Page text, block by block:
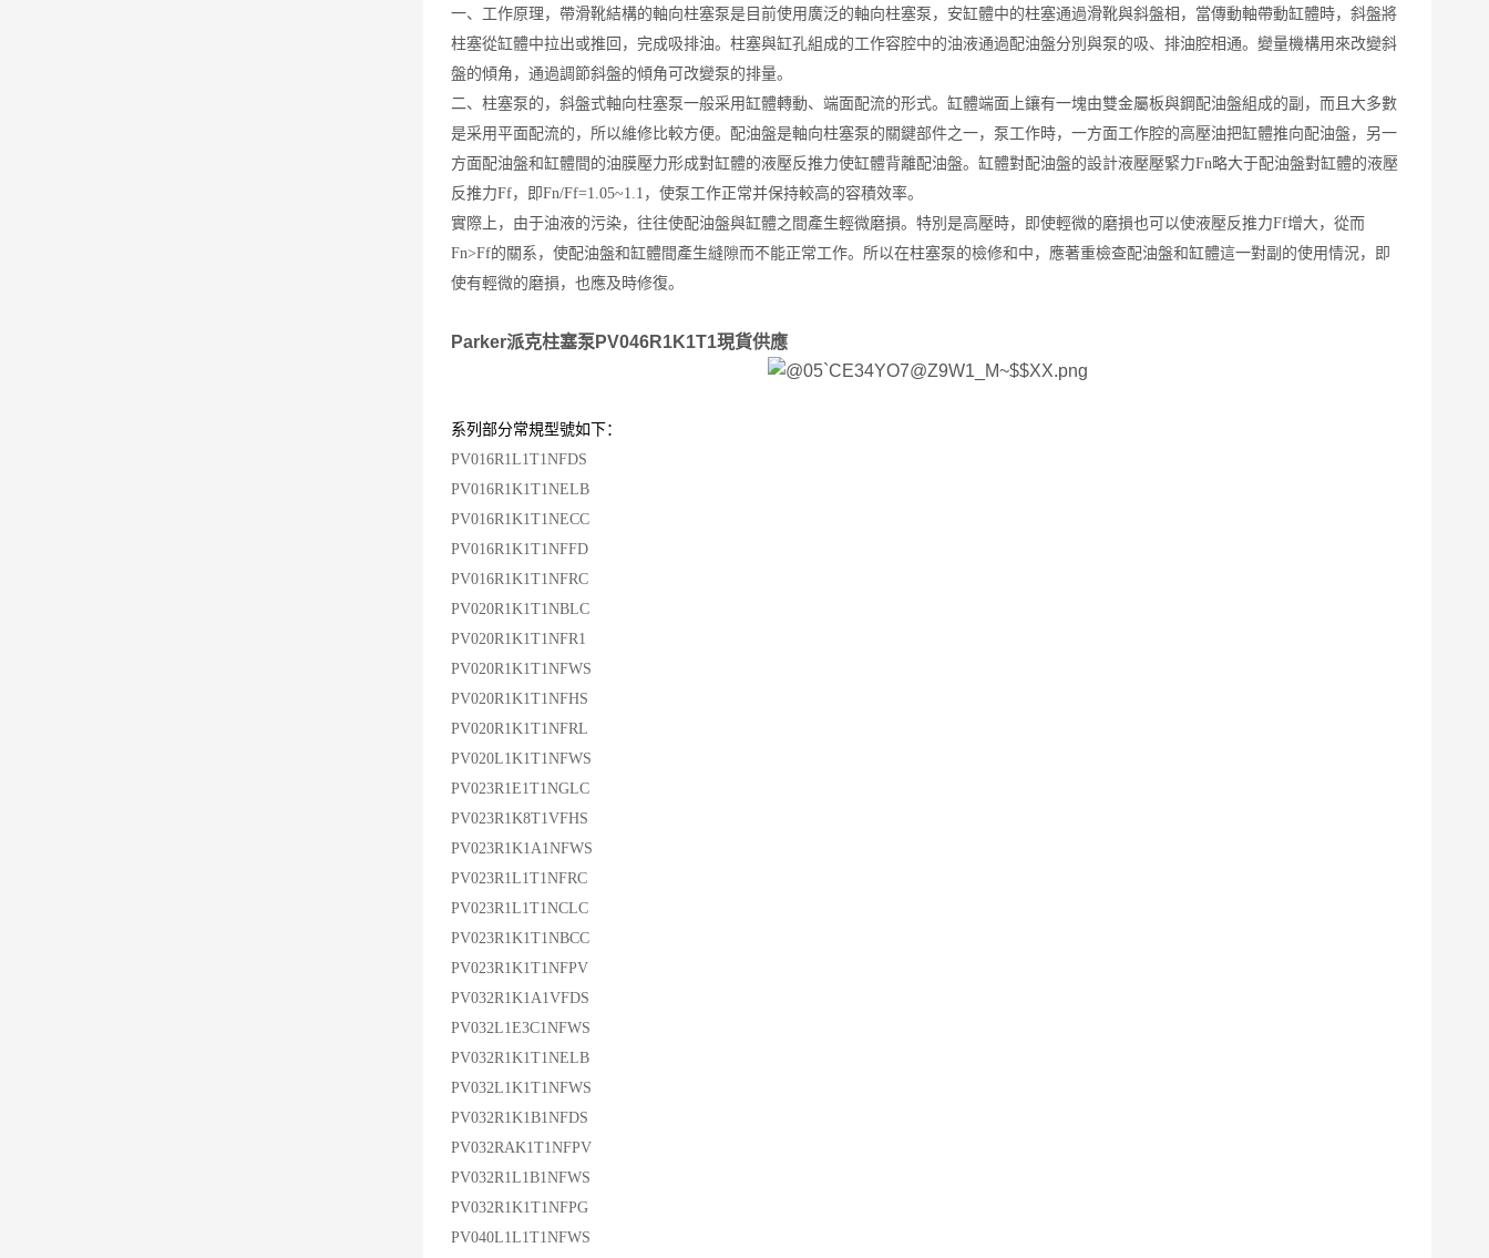
一、工作原理，帶滑靴結構的軸向柱塞泵是目前使用廣泛的軸向柱塞泵，安缸體中的柱塞通過滑靴與斜盤相，當傳動軸帶動缸體時，斜盤將
柱塞從缸體中拉出或推回，完成吸排油。柱塞與缸孔組成的工作容腔中的油液通過配油盤分別與泵的吸、排油腔相通。變量機構用來改變斜
盤的傾角，通過調節斜盤的傾角可改變泵的排量。
二、柱塞泵的，斜盤式軸向柱塞泵一般采用缸體轉動、端面配流的形式。缸體端面上鑲有一塊由雙金屬板與鋼配油盤組成的副，而且大多數
是采用平面配流的，所以維修比較方便。配油盤是軸向柱塞泵的關鍵部件之一，泵工作時，一方面工作腔的高壓油把缸體推向配油盤，另一
方面配油盤和缸體間的油膜壓力形成對缸體的液壓反推力使缸體背離配油盤。缸體對配油盤的設計液壓壓緊力Fn略大于配油盤對缸體的液壓
反推力Ff，即Fn/Ff=1.05~1.1，使泵工作正常并保持較高的容積效率。
實際上，由于油液的污染，往往使配油盤與缸體之間產生輕微磨損。特別是高壓時，即使輕微的磨損也可以使液壓反推力Ff增大，從而
Fn>Ff的關系，使配油盤和缸體間產生縫隙而不能正常工作。所以在柱塞泵的檢修和中，應著重檢查配油盤和缸體這一對副的使用情況，即
使有輕微的磨損，也應及時修復。
Parker派克柱塞泵PV046R1K1T1現貨供應
系列部分常規型號如下：
PV016R1L1T1NFDS
PV016R1K1T1NELB
PV016R1K1T1NECC
PV016R1K1T1NFFD
PV016R1K1T1NFRC
PV020R1K1T1NBLC
PV020R1K1T1NFR1
PV020R1K1T1NFWS
PV020R1K1T1NFHS
PV020R1K1T1NFRL
PV020L1K1T1NFWS
PV023R1E1T1NGLC
PV023R1K8T1VFHS
PV023R1K1A1NFWS
PV023R1L1T1NFRC
PV023R1L1T1NCLC
PV023R1K1T1NBCC
PV023R1K1T1NFPV
PV032R1K1A1VFDS
PV032L1E3C1NFWS
PV032R1K1T1NELB
PV032L1K1T1NFWS
PV032R1K1B1NFDS
PV032RAK1T1NFPV
PV032R1L1B1NFWS
PV032R1K1T1NFPG
PV040L1L1T1NFWS